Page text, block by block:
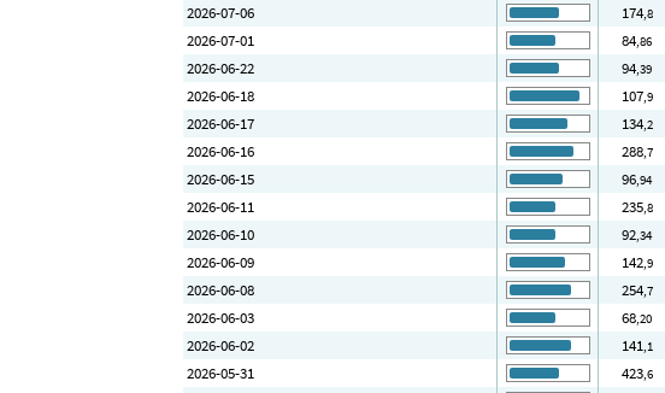
2026-07-06
174,8
2026-07-01
84,86
2026-06-22
94,39
2026-06-18
107,9
2026-06-17
134,2
2026-06-16
288,7
2026-06-15
96,94
2026-06-11
235,8
2026-06-10
92,34
2026-06-09
142,9
2026-06-08
254,7
2026-06-03
68,20
2026-06-02
141,1
2026-05-31
423,6